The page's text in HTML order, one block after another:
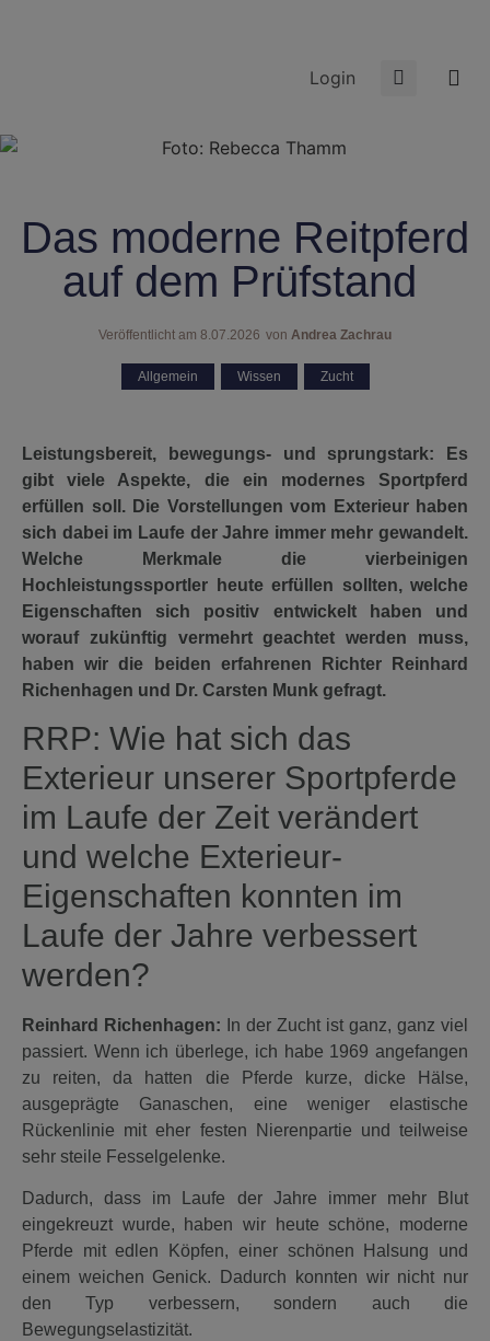
Login
Das moderne Reitpferd
auf dem Prüfstand
Veröffentlicht am 8.07.2026 von Andrea Zachrau
Allgemein Wissen Zucht
Leistungsbereit, bewegungs- und sprungstark: Es
gibt viele Aspekte, die ein modernes Sportpferd
erfüllen soll. Die Vorstellungen vom Exterieur haben
sich dabei im Laufe der Jahre immer mehr gewandelt.
Welche Merkmale die vierbeinigen
Hochleistungssportler heute erfüllen sollten, welche
Eigenschaften sich positiv entwickelt haben und
worauf zukünftig vermehrt geachtet werden muss,
haben wir die beiden erfahrenen Richter Reinhard
Richenhagen und Dr. Carsten Munk gefragt.
RRP: Wie hat sich das
Exterieur unserer Sportpferde
im Laufe der Zeit verändert
und welche Exterieur-
Eigenschaften konnten im
Laufe der Jahre verbessert
werden?
Reinhard Richenhagen:
In der Zucht ist ganz, ganz viel
passiert. Wenn ich überlege, ich habe 1969 angefangen
zu reiten, da hatten die Pferde kurze, dicke Hälse,
ausgeprägte Ganaschen, eine weniger elastische
Rückenlinie mit eher festen Nierenpartie und teilweise
sehr steile Fesselgelenke.
Dadurch, dass im Laufe der Jahre immer mehr Blut
eingekreuzt wurde, haben wir heute schöne, moderne
Pferde mit edlen Köpfen, einer schönen Halsung und
einem weichen Genick. Dadurch konnten wir nicht nur
den Typ verbessern, sondern auch die
Bewegungselastizität.